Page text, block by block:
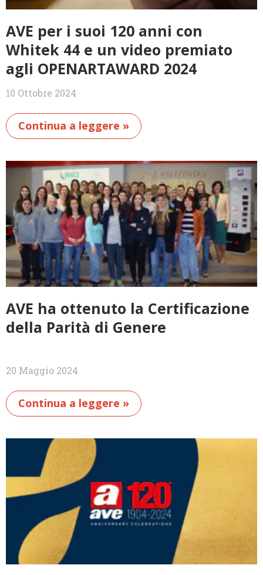
AVE per i suoi 120 anni con
Whitek 44 e un video premiato
agli OPENARTAWARD 2024
10 Ottobre 2024
Continua a leggere »
AVE ha ottenuto la Certificazione
della Parità di Genere
20 Maggio 2024
Continua a leggere »